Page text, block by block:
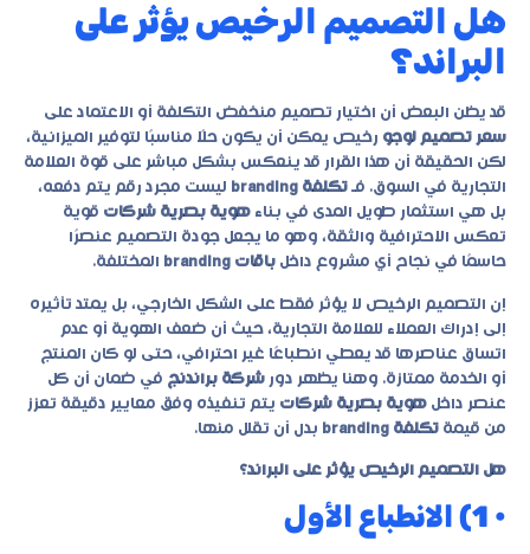
هل التصميم الرخيص يؤثر على
البراند؟
قد يظن البعض أن اختيار تصميم منخفض التكلفة أو الاعتماد على
سعر تصميم لوجو رخيص يمكن أن يكون حلًا مناسبًا لتوفير الميزانية،
لكن الحقيقة أن هذا القرار قد ينعكس بشكل مباشر على قوة العلامة
التجارية في السوق. فـ تكلفة branding
ليست مجرد رقم يتم دفعه،
بل هي استثمار طويل المدى في بناء هوية بصرية شركات قوية
تعكس الاحترافية والثقة، وهو ما يجعل جودة التصميم عنصرًا
حاسمًا في نجاح أي مشروع داخل باقات branding المختلفة.
إن التصميم الرخيص لا يؤثر فقط على الشكل الخارجي، بل يمتد تأثيره
إلى إدراك العملاء للعلامة التجارية، حيث أن ضعف الهوية أو عدم
اتساق عناصرها قد يعطي انطباعًا غير احترافي، حتى لو كان المنتج
أو الخدمة ممتازة. وهنا يظهر دور شركة براندنج في ضمان أن كل
عنصر داخل هوية بصرية شركات يتم تنفيذه وفق معايير دقيقة تعزز
من قيمة تكلفة branding بدل أن تقلل منها.
هل التصميم الرخيص يؤثر على البراند؟
• 1) الانطباع الأول